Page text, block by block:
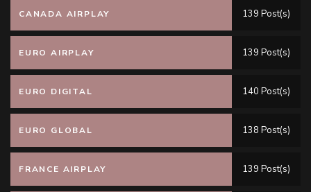
CANADA AIRPLAY 139 Post(s)
EURO AIRPLAY 139 Post(s)
EURO DIGITAL 140 Post(s)
EURO GLOBAL 138 Post(s)
FRANCE AIRPLAY 139 Post(s)